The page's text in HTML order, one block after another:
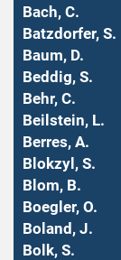
Bach, C.
Batzdorfer, S.
Baum, D.
Beddig, S.
Behr, C.
Beilstein, L.
Berres, A.
Blokzyl, S.
Blom, B.
Boegler, O.
Boland, J.
Bolk, S.